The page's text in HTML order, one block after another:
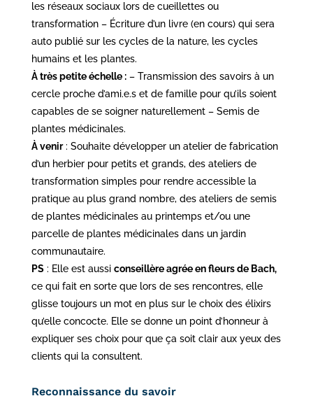
les réseaux sociaux lors de cueillettes ou
transformation – Écriture d’un livre (en cours) qui sera
auto publié sur les cycles de la nature, les cycles
humains et les plantes.
À très petite échelle :– Transmission des savoirs à un
cercle proche d’ami.e.s et de famille pour qu’ils soient
capables de se soigner naturellement – Semis de
plantes médicinales.
À venir: Souhaite développer un atelier de fabrication
d’un herbier pour petits et grands, des ateliers de
transformation simples pour rendre accessible la
pratique au plus grand nombre, des ateliers de semis
de plantes médicinales au printemps et/ou une
parcelle de plantes médicinales dans un jardin
communautaire.
PS: Elle est aussi conseillère agrée en fleurs de Bach,
ce qui fait en sorte que lors de ses rencontres, elle
glisse toujours un mot en plus sur le choix des élixirs
qu’elle concocte. Elle se donne un point d’honneur à
expliquer ses choix pour que ça soit clair aux yeux des
clients qui la consultent.
Reconnaissance du savoir